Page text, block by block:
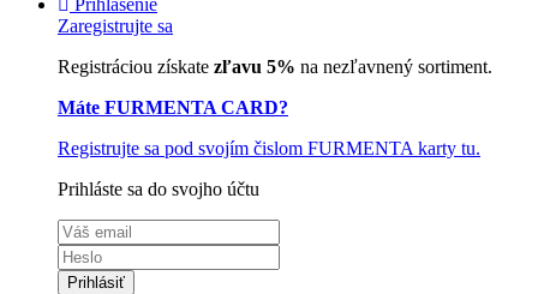
Prihlásenie
Zaregistrujte sa
Registráciou získate zľavu 5% na nezľavnený sortiment.
Máte FURMENTA CARD?
Registrujte sa pod svojím čislom FURMENTA karty tu.
Prihláste sa do svojho účtu
Prihlásiť